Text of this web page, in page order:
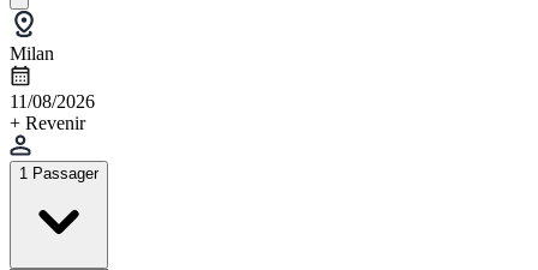
Milan
11/08/2026
+ Revenir
1 Passager